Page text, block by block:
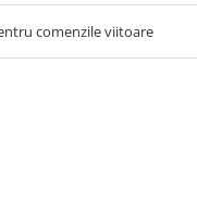
comenzile viitoare